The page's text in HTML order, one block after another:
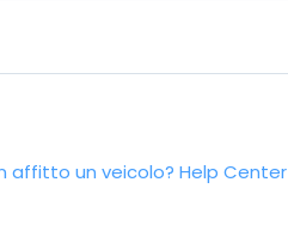
affitto un veicolo? Help Center